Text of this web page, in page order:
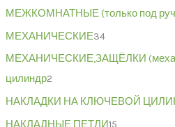
МЕЖКОМНАТНЫЕ (только под
МЕХАНИЧЕСКИЕ34
МЕХАНИЧЕСКИЕ,ЗАЩЁЛКИ
цилиндр2
НАКЛАДКИ НА КЛЮЧЕВОЙ
НАКЛАДНЫЕ ПЕТЛИ15